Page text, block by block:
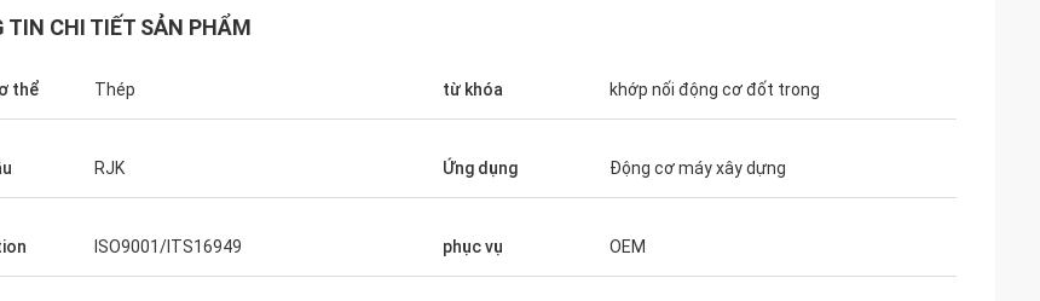
REIJAY
phẩm chất lượng tốt nhất.
Nhà máy mới sắp tới được khởi công xây
dựng vào ngày 8 tháng 8 năm 2023 và sẽ
TIN CHI TIẾT SẢN PHẨM
thể Thép từ khóa khớp nối động cơ đốt trong
RJK Ứng dụng Động cơ máy xây dựng
ISO9001/ITS16949 phục vụ OEM